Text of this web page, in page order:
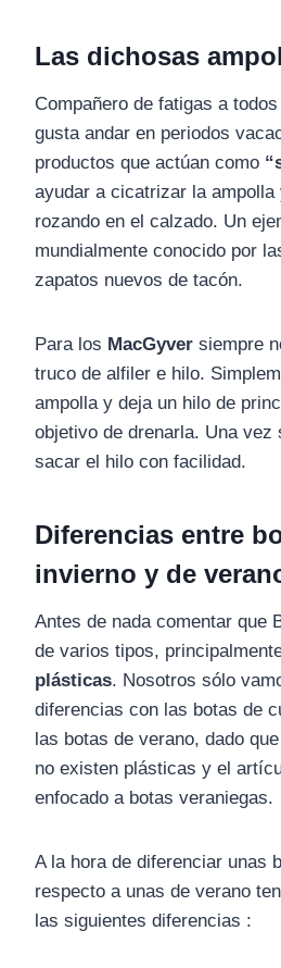
Las dichosas
Compañero de fatigas a
gusta andar en periodos
productos que actúan como
ayudar a cicatrizar la ampolla
rozando en el calzado. Un
mundialmente conocido por
zapatos nuevos de tacón.
Para los MacGyver siempre
truco de alfiler e hilo.
ampolla y deja un hilo de
objetivo de drenarla. Una vez
sacar el hilo con facilidad.
Diferencias entre
invierno y de
Antes de nada comentar que
de varios tipos,
plásticas. Nosotros sólo
diferencias con las botas de
las botas de verano, dado
no existen plásticas y el
enfocado a botas veraniegas.
A la hora de diferenciar unas
respecto a unas de verano
las siguientes diferencias :